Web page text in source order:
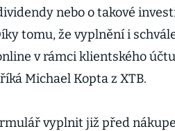
nebo o takové
tomu, že vyplnění i
v rámci klientského
Michael Kopta z XTB.
vyplnit již před